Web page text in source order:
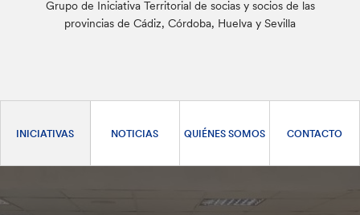
Grupo de Iniciativa Territorial de socias y socios de las
provincias de Cádiz, Córdoba, Huelva y Sevilla
INICIATIVAS NOTICIAS QUIÉNES SOMOS CONTACTO